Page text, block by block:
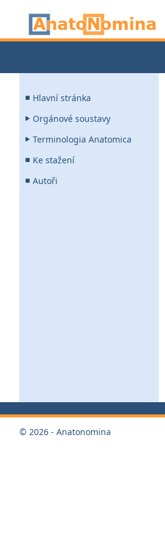
Hlavní stránka
Orgánové soustavy
Terminologia Anatomica
Ke stažení
Autoři
© 2026 - Anatonomina